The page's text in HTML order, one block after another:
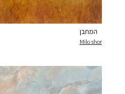
המתבן
Milo shor